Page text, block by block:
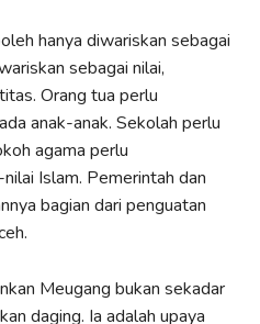
hanya diwariskan sebagai
sebagai nilai,
Orang tua perlu
anak-anak. Sekolah perlu
agama perlu
Islam. Pemerintah dan
bagian dari penguatan
Meugang bukan sekadar
daging. Ia adalah upaya